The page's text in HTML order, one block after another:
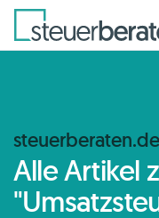
Alle Artikel